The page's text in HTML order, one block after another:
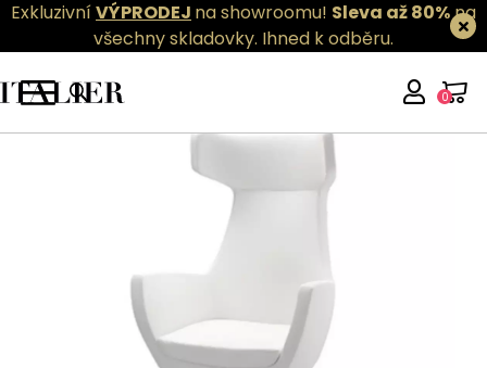
ExkluzivníVÝPRODEJ na showroomu! Sleva až 80%na
všechny skladovky. Ihned k odběru.
0